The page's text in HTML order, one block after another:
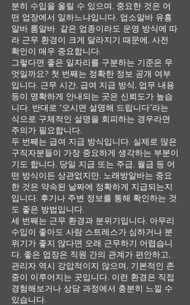
분히 수입을 올릴 수 있으며, 중요한 것은 어
떤 업장에서 일하느냐입니다. 업소알바 유흥
알바 룸알바 같은 업종이라도 운영 방식에 따
라 근무 환경이 크게 달라지기 때문에, 사전
확인이 매우 중요합니다.
그렇다면 좋은 일자리를 구분하는 기준은 무
엇일까요? 첫 번째는 정확한 정보 공개 여부
입니다. 근무 시간, 급여 지급 방식, 업무 내용
등이 명확하게 안내되는 곳은 신뢰도가 높습
니다. 반대로 “오시면 설명해 드립니다”라는
식으로 구체적인 설명을 회피하는 경우라면
주의가 필요합니다.
두 번째는 급여 지급 방식입니다. 실제로 많은
구직자분들이 가장 중요하게 생각하는 부분이
기도 합니다. 당일 지급 또는 주급, 월급 등 어
떤 방식이든 상관없지만, 노래방알바는 중요
한 것은 약속된 날짜에 정확하게 지급되는지
입니다. 후기나 주변 정보를 통해 확인하는 것
도 좋은 방법입니다.
세 번째는 근무 환경과 분위기입니다. 아무리
수입이 좋아도 사람 스트레스가 심하거나 분
위기가 좋지 않다면 오래 근무하기 어렵습니
다. 좋은 업장은 직원 간의 관계가 편안하고,
관리자 역시 강압적이지 않으며, 기본적인 존
중이 이루어지는 곳입니다. 이런 환경은 직접
경험해보거나 상담 과정에서 충분히 느낄 수
있습니다.